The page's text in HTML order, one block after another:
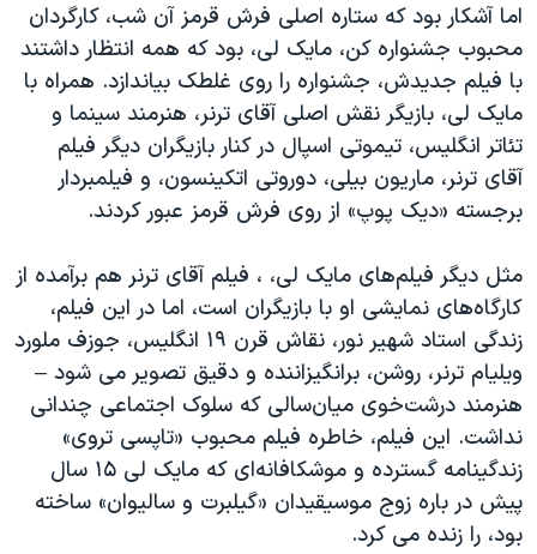
اما آشکار بود که ستاره اصلی فرش قرمز آن شب، کارگردان
محبوب جشنواره کن، مایک لی، بود که همه انتظار داشتند
با فیلم جدیدش، جشنواره را روی غلطک بیاندازد. همراه با
مایک لی، بازیگر نقش اصلی آقای ترنر، هنرمند سینما و
تئاتر انگلیس، تیموتی اسپال در کنار بازیگران دیگر فیلم
آقای ترنر، ماریون بیلی، دوروتی اتکینسون، و فیلمبردار
برجسته «دیک پوپ» از روی فرش قرمز عبور کردند.
مثل دیگر فیلم‌های مایک لی، ، فیلم آقای ترنر هم برآمده از
کارگاه‌‌های نمایشی او با بازیگران است، اما در این فیلم،
زندگی‌ استاد شهیر نور، نقاش قرن ۱۹ انگلیس، جوزف ملورد
ویلیام ترنر، روشن، برانگیزاننده و دقیق تصویر می شود –
هنرمند درشت‌خوی میان‌سالی که سلوک اجتماعی چندانی
نداشت. این فیلم، خاطره فیلم محبوب «تاپسی تروی»
زندگینامه گسترده و موشکافانه‌ای که مایک لی ۱۵ سال
پیش در باره زوج موسیقیدان «گیلبرت و سالیوان» ساخته
بود، را زنده می کرد.